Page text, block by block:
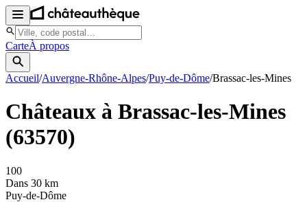
CarteÀ propos
Accueil/Auvergne-Rhône-Alpes/Puy-de-Dôme/Brassac-les-Mines
Châteaux à Brassac-les-Mines
(63570)
100
Dans 30 km
Puy-de-Dôme